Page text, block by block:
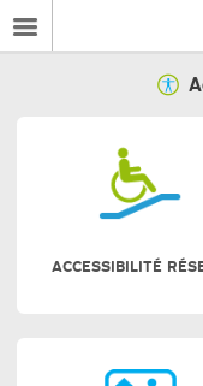
ACCESSIBILITÉ